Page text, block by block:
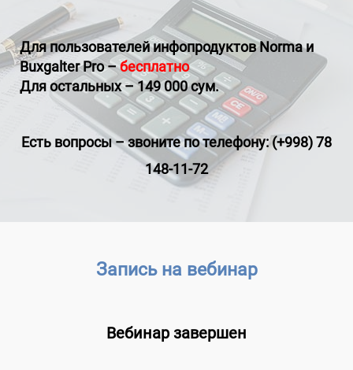
Для пользователей инфопродуктовNorma и
Buxgalter Pro–бесплатно
Для остальных – 149 000 сум.
Есть вопросы–звоните по телефону: (+998) 78
148-11-72
Запись на вебинар
Вебинар завершен